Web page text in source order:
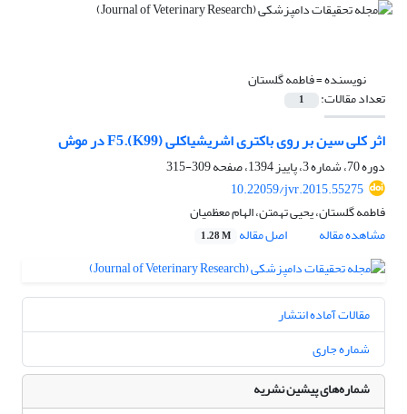
نویسنده =فاطمه گلستان
تعداد مقالات: 1
اثر کلی سین بر روی باکتری اشریشیاکلی F5.(K99) در موش
دوره 70، شماره 3، پاییز 1394، صفحه
309-315
10.22059/jvr.2015.55275
فاطمه گلستان، یحیی تهمتن، الهام معظمیان
مشاهده مقاله
اصل مقاله 1.28 M
مقالات آماده انتشار
شماره جاری
شماره‌های پیشین نشریه